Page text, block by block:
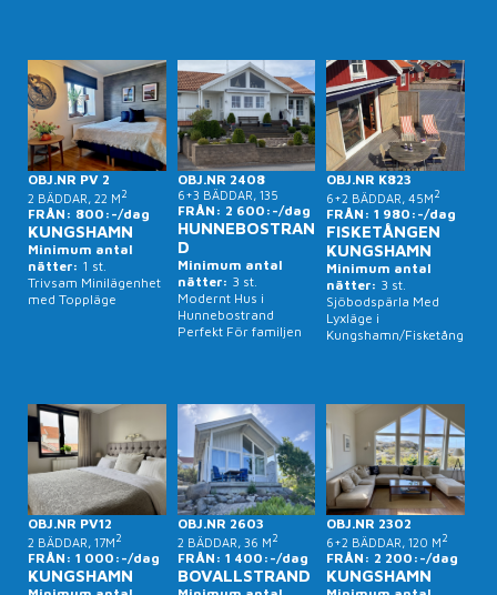
OBJ.NR PV 2
2 BÄDDAR, 22 M2
FRÅN: 800:-/dag
KUNGSHAMN
Minimum antal
nätter: 1 st.
Trivsam Minilägenhet
med Toppläge
OBJ.NR 2408
6+3 BÄDDAR, 135
FRÅN: 2 600:-/dag
HUNNEBOSTRAN
D
Minimum antal
nätter: 3 st.
Modernt Hus i
Hunnebostrand
Perfekt För familjen
OBJ.NR K823
6+2 BÄDDAR, 45M2
FRÅN: 1 980:-/dag
FISKETÅNGEN
KUNGSHAMN
Minimum antal
nätter: 3 st.
Sjöbodspärla Med
Lyxläge i
Kungshamn/Fisketång
OBJ.NR PV12
2 BÄDDAR, 17M2
FRÅN: 1 000:-/dag
KUNGSHAMN
OBJ.NR 2603
2 BÄDDAR, 36 M2
FRÅN: 1 400:-/dag
BOVALLSTRAND
OBJ.NR 2302
6+2 BÄDDAR, 120 M2
FRÅN: 2 200:-/dag
KUNGSHAMN